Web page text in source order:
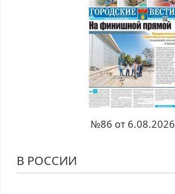
№86 от 6.08.2026
В РОССИИ